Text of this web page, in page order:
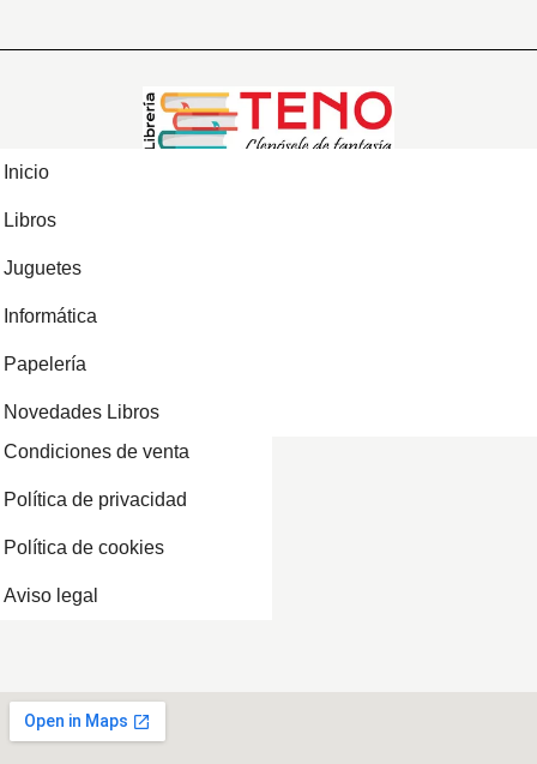
Inicio
Libros
Juguetes
Informática
Papelería
Novedades Libros
Condiciones de venta
Política de privacidad
Política de cookies
Aviso legal